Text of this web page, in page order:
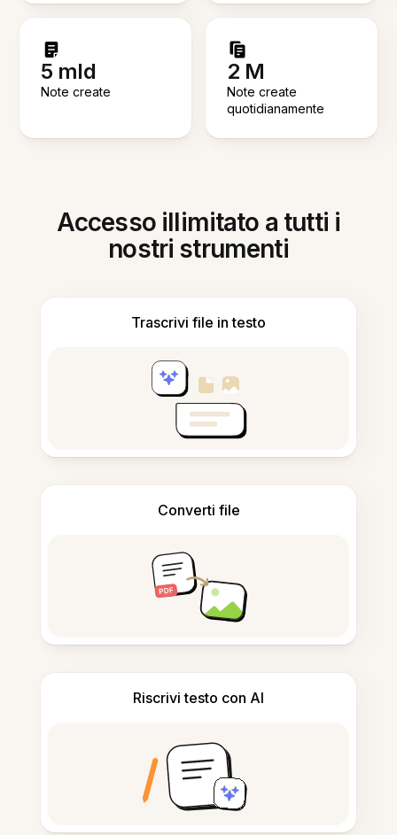
5 mld
Note create
2 M
Note create
quotidianamente
Accesso illimitato a tutti i
nostri strumenti
Trascrivi file in testo
Converti file
Riscrivi testo con AI